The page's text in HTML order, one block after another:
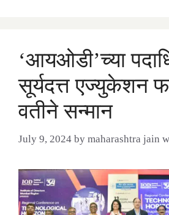
‘आयओडी’च्या
सूर्यदत्त एज्युकेशन
वतीने सन्मान
July 9, 2024 by maharashtra jain